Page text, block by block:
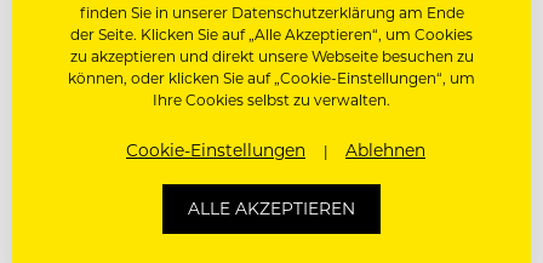
Schiffe
finden Sie in unserer Datenschutzerklärung am Ende
der Seite. Klicken Sie auf „Alle Akzeptieren“, um Cookies
zu akzeptieren und direkt unsere Webseite besuchen zu
können, oder klicken Sie auf „Cookie-Einstellungen“, um
Ihre Cookies selbst zu verwalten.
Cookie-Einstellungen Ablehnen
ALLE AKZEPTIEREN